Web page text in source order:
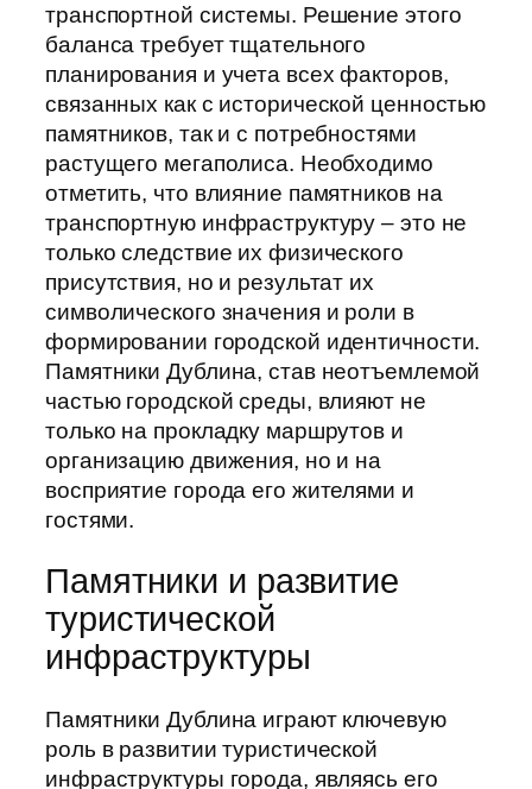
транспортной системы. Решение этого
баланса требует тщательного
планирования и учета всех факторов,
связанных как с исторической ценностью
памятников, так и с потребностями
растущего мегаполиса. Необходимо
отметить, что влияние памятников на
транспортную инфраструктуру – это не
только следствие их физического
присутствия, но и результат их
символического значения и роли в
формировании городской идентичности.
Памятники Дублина, став неотъемлемой
частью городской среды, влияют не
только на прокладку маршрутов и
организацию движения, но и на
восприятие города его жителями и
гостями.
Памятники и развитие
туристической
инфраструктуры
Памятники Дублина играют ключевую
роль в развитии туристической
инфраструктуры города, являясь его